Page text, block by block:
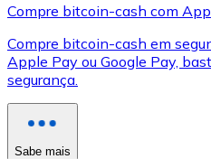
XRP
Compre bitcoin-cash com
Compre bitcoin-cash em
Apple Pay ou Google Pay,
segurança.
Sabe mais